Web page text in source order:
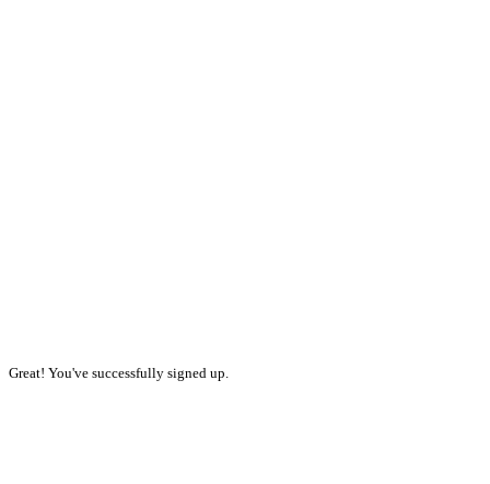
Great! You've successfully signed up.